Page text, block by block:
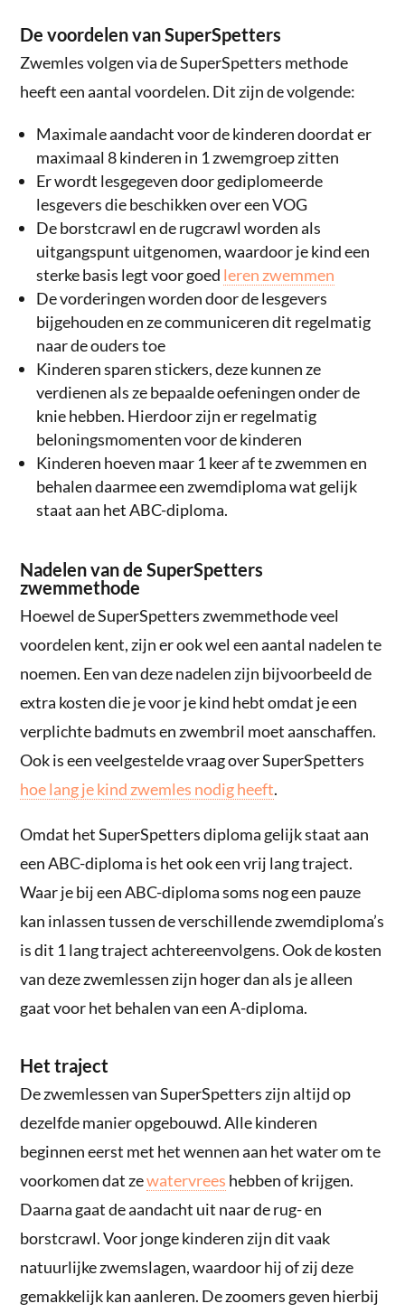
De voordelen van SuperSpetters
Zwemles volgen via de SuperSpetters methode
heeft een aantal voordelen. Dit zijn de volgende:
Maximale aandacht voor de kinderen doordat er
maximaal 8 kinderen in 1 zwemgroep zitten
Er wordt lesgegeven door gediplomeerde
lesgevers die beschikken over een VOG
De borstcrawl en de rugcrawl worden als
uitgangspunt uitgenomen, waardoor je kind een
sterke basis legt voor goed leren zwemmen
De vorderingen worden door de lesgevers
bijgehouden en ze communiceren dit regelmatig
naar de ouders toe
Kinderen sparen stickers, deze kunnen ze
verdienen als ze bepaalde oefeningen onder de
knie hebben. Hierdoor zijn er regelmatig
beloningsmomenten voor de kinderen
Kinderen hoeven maar 1 keer af te zwemmen en
behalen daarmee een zwemdiploma wat gelijk
staat aan het ABC-diploma.
Nadelen van de SuperSpetters
zwemmethode
Hoewel de SuperSpetters zwemmethode veel
voordelen kent, zijn er ook wel een aantal nadelen te
noemen. Een van deze nadelen zijn bijvoorbeeld de
extra kosten die je voor je kind hebt omdat je een
verplichte badmuts en zwembril moet aanschaffen.
Ook is een veelgestelde vraag over SuperSpetters
hoe lang je kind zwemles nodig heeft.
Omdat het SuperSpetters diploma gelijk staat aan
een ABC-diploma is het ook een vrij lang traject.
Waar je bij een ABC-diploma soms nog een pauze
kan inlassen tussen de verschillende zwemdiploma’s
is dit 1 lang traject achtereenvolgens. Ook de kosten
van deze zwemlessen zijn hoger dan als je alleen
gaat voor het behalen van een A-diploma.
Het traject
De zwemlessen van SuperSpetters zijn altijd op
dezelfde manier opgebouwd. Alle kinderen
beginnen eerst met het wennen aan het water om te
voorkomen dat zewatervrees hebben of krijgen.
Daarna gaat de aandacht uit naar de rug- en
borstcrawl. Voor jonge kinderen zijn dit vaak
natuurlijke zwemslagen, waardoor hij of zij deze
gemakkelijk kan aanleren. De zoomers geven hierbij